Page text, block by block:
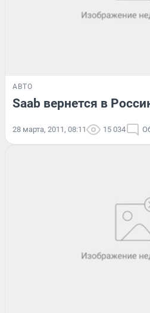
АВТО
Saab вернется в
28 марта, 2011, 08:11 15 034